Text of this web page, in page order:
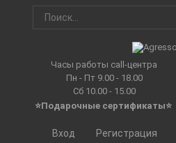
Часы работы call-центра
Пн - Пт 9.00 - 18.00
Сб 10.00 - 15.00
⭐Подарочные сертификаты⭐
Вход Регистрация